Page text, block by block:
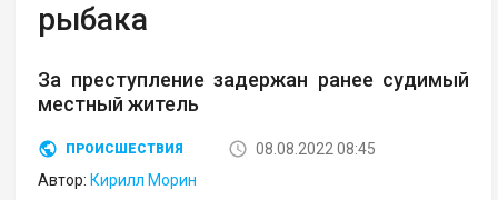
рыбака
За преступление задержан ранее судимый
местный житель
ПРОИСШЕСТВИЯ
08.08.2022 08:45
Автор: Кирилл Морин